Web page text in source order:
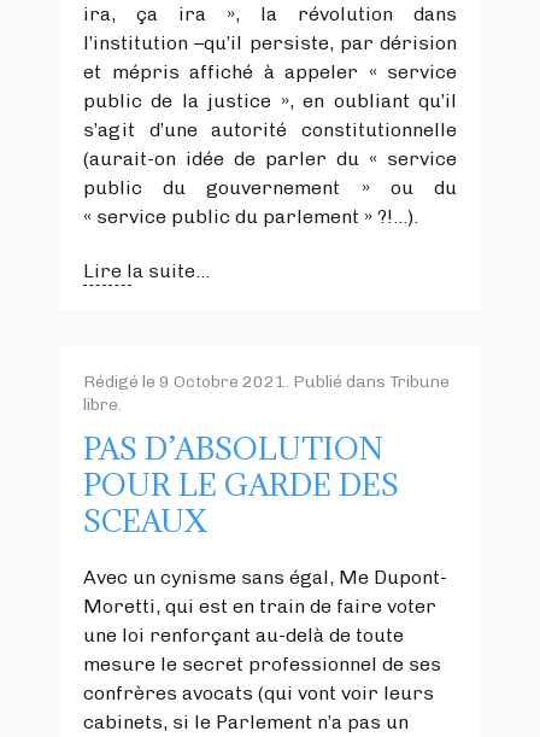
ira, ça ira », la révolution dans
l’institution –qu’il persiste, par dérision
et mépris affiché à appeler « service
public de la justice », en oubliant qu’il
s’agit d’une autorité constitutionnelle
(aurait-on idée de parler du « service
public du gouvernement » ou du
« service public du parlement » ?!…).
Lire la suite...
Rédigé le 9 Octobre 2021. Publié dans Tribune
libre.
PAS D’ABSOLUTION
POUR LE GARDE DES
SCEAUX
Avec un cynisme sans égal, Me Dupont-
Moretti, qui est en train de faire voter
une loi renforçant au-delà de toute
mesure le secret professionnel de ses
confrères avocats (qui vont voir leurs
cabinets, si le Parlement n’a pas un